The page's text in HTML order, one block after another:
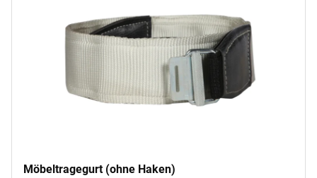
Möbeltragegurt (ohne Haken)